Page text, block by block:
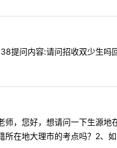
问内容:请问招收双少生吗
您好，想请问一下生源地
所在地大理市的考点吗？2、